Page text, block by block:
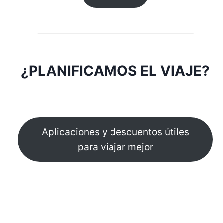
¿PLANIFICAMOS EL VIAJE?
Aplicaciones y descuentos útiles
para viajar mejor